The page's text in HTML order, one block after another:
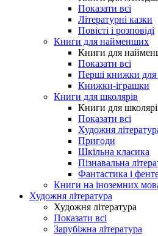
Показати всі
Літературні казки
Повісті і розповіді
Книги для найменших
Книги для
Показати всі
Перші книжки
Книжки-іграшки
Книги для школярів
Книги для
Показати всі
Художня
Пригоди
Шкільна класика
Пізнавальна
Фантастика і
Книги на іноземних
Художня література
Художня література
Показати всі
Зарубіжна література